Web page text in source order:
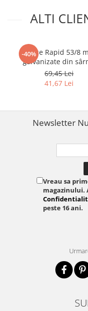
ALTI
-40%
Capse Rapid 53/8
galvanizate din
subțire pentru
textile și plase insecte,
bucăți 11857050
69,45 Lei
41,67 Lei
Newsletter
Vreau sa
magazinului.
peste 16 ani.